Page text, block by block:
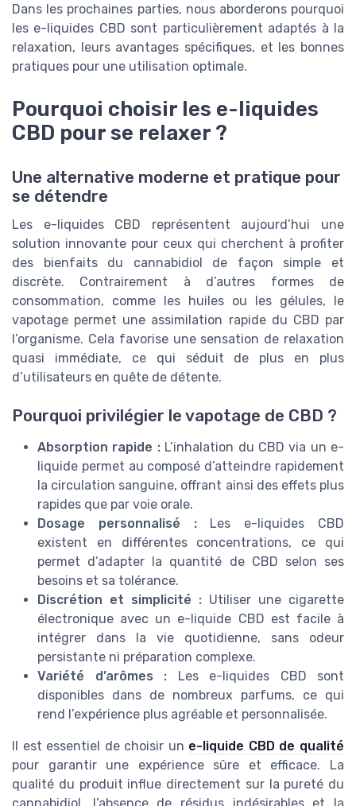
Dans les prochaines parties, nous aborderons pourquoi
les e-liquides CBD sont particulièrement adaptés à la
relaxation, leurs avantages spécifiques, et les bonnes
pratiques pour une utilisation optimale.
Pourquoi choisir les e-liquides
CBD pour se relaxer ?
Une alternative moderne et pratique pour
se détendre
Les e-liquides CBD représentent aujourd’hui une
solution innovante pour ceux qui cherchent à profiter
des bienfaits du cannabidiol de façon simple et
discrète. Contrairement à d’autres formes de
consommation, comme les huiles ou les gélules, le
vapotage permet une assimilation rapide du CBD par
l’organisme. Cela favorise une sensation de relaxation
quasi immédiate, ce qui séduit de plus en plus
d’utilisateurs en quête de détente.
Pourquoi privilégier le vapotage de CBD ?
Absorption rapide :L’inhalation du CBD via un e-
liquide permet au composé d’atteindre rapidement
la circulation sanguine, offrant ainsi des effets plus
rapides que par voie orale.
Dosage personnalisé :Les e-liquides CBD
existent en différentes concentrations, ce qui
permet d’adapter la quantité de CBD selon ses
besoins et sa tolérance.
Discrétion et simplicité : Utiliser une cigarette
électronique avec un e-liquide CBD est facile à
intégrer dans la vie quotidienne, sans odeur
persistante ni préparation complexe.
Variété d’arômes : Les e-liquides CBD sont
disponibles dans de nombreux parfums, ce qui
rend l’expérience plus agréable et personnalisée.
Il est essentiel de choisir un e-liquide CBD de qualité
pour garantir une expérience sûre et efficace. La
qualité du produit influe directement sur la pureté du